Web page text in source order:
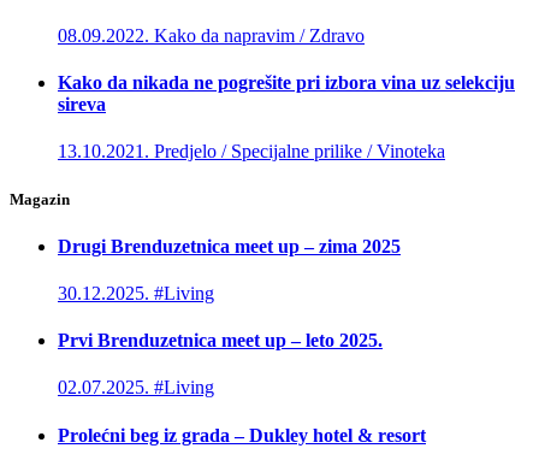
08.09.2022. Kako da napravim / Zdravo
Kako da nikada ne pogrešite pri izbora vina uz selekciju
sireva
13.10.2021. Predjelo / Specijalne prilike / Vinoteka
Magazin
Drugi Brenduzetnica meet up – zima 2025
30.12.2025. #Living
Prvi Brenduzetnica meet up – leto 2025.
02.07.2025. #Living
Prolećni beg iz grada – Dukley hotel & resort